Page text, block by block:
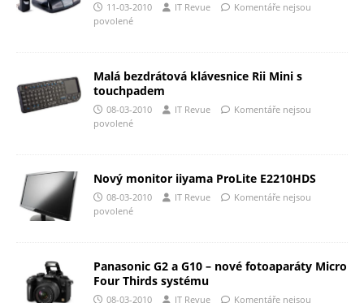
11-03-2010 IT Revue
Komentáře nejsou
povolené
Malá bezdrátová klávesnice Rii Mini s
touchpadem
08-03-2010 IT Revue
Komentáře nejsou
povolené
Nový monitor iiyama ProLite E2210HDS
08-03-2010 IT Revue
Komentáře nejsou
povolené
Panasonic G2 a G10 – nové fotoaparáty Micro
Four Thirds systému
08-03-2010 IT Revue
Komentáře nejsou